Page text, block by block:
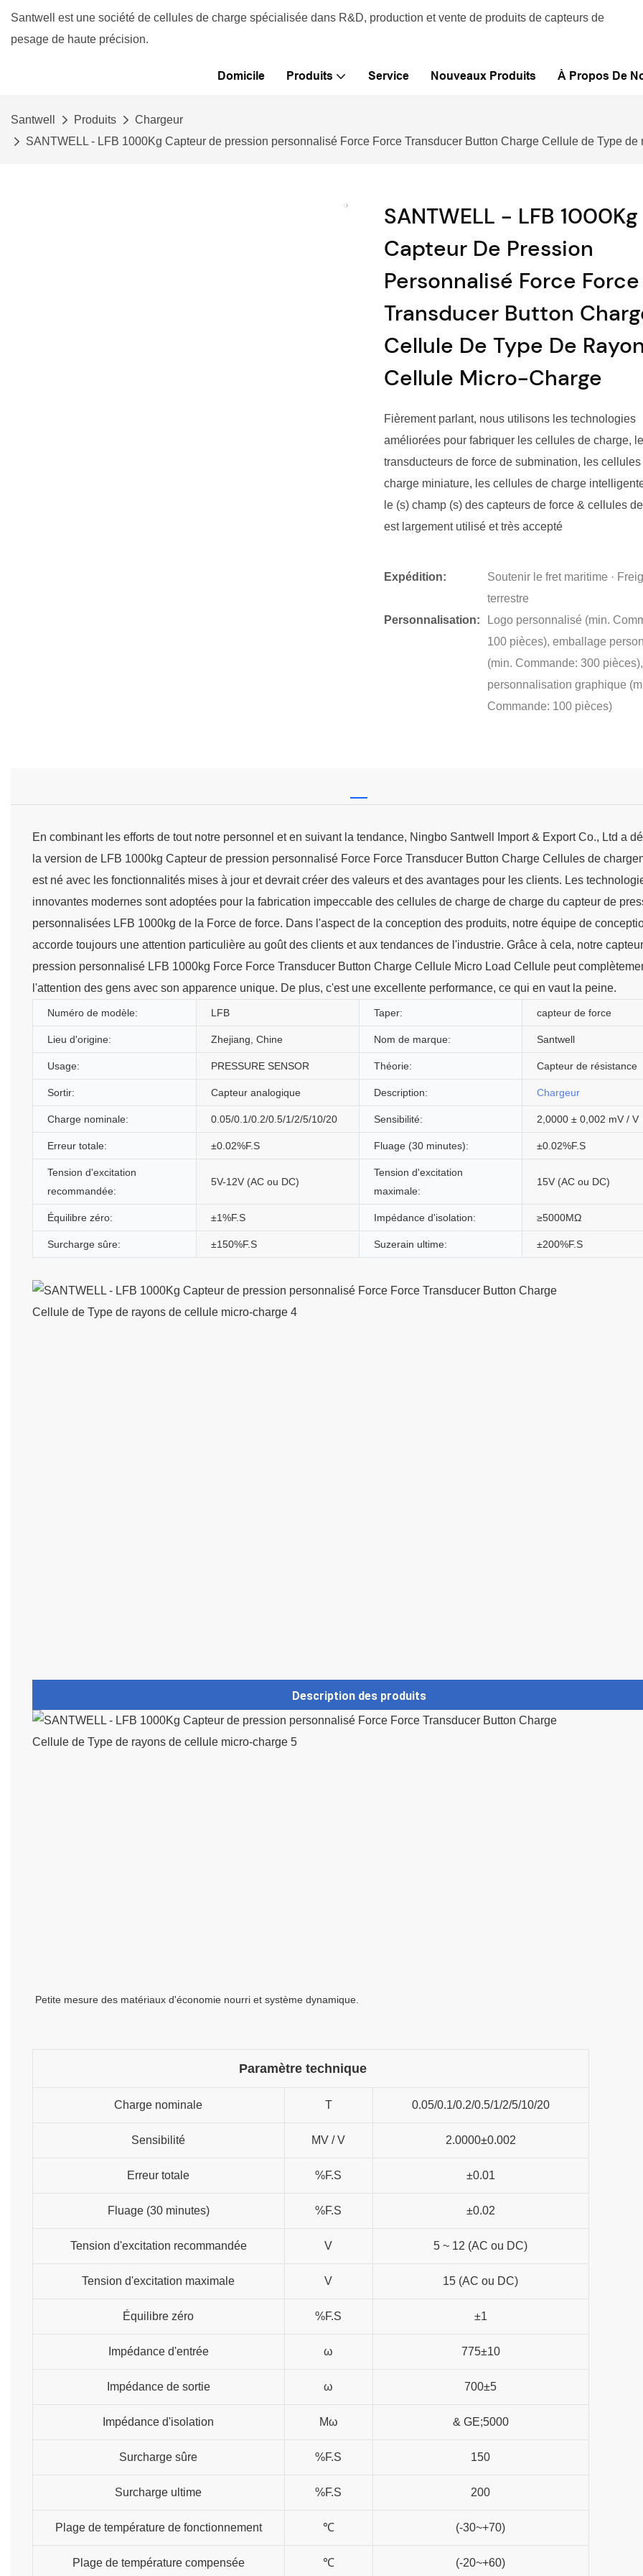
Santwell est une société de cellules de charge spécialisée dans R&D, production et vente de produits de capteurs de
pesage de haute précision.
Domicile Produits Service Nouveaux Produits À Propos De
Santwell Produits
Chargeur
SANTWELL - LFB 1000Kg Capteur de pression personnalisé Force Force Transducer Button Charge Cellule de Type
SANTWELL - LFB 1000Kg
Capteur De Pression
Personnalisé Force Force
Transducer Button
Cellule De Type De
Cellule Micro-Charge
Fièrement parlant, nous utilisons les technologies
améliorées pour fabriquer les cellules de charge,
transducteurs de force de submination, les cellules
charge miniature, les cellules de charge
le (s) champ (s) des capteurs de force & cellules
est largement utilisé et très accepté
Expédition:
Soutenir le fret maritime ·
terrestre
Personnalisation:
Logo personnalisé (min.
100 pièces), emballage
(min. Commande: 300 pièces),
personnalisation graphique
Commande: 100 pièces)
En combinant les efforts de tout notre personnel et en suivant la tendance, Ningbo Santwell Import & Export Co., Ltd a
la version de LFB 1000kg Capteur de pression personnalisé Force Force Transducer Button Charge Cellules de
est né avec les fonctionnalités mises à jour et devrait créer des valeurs et des avantages pour les clients. Les
innovantes modernes sont adoptées pour la fabrication impeccable des cellules de charge de charge du capteur de
personnalisées LFB 1000kg de la Force de force. Dans l'aspect de la conception des produits, notre équipe de
accorde toujours une attention particulière au goût des clients et aux tendances de l'industrie. Grâce à cela, notre
pression personnalisé LFB 1000kg Force Force Transducer Button Charge Cellule Micro Load Cellule peut
l'attention des gens avec son apparence unique. De plus, c'est une excellente performance, ce qui en vaut la peine.
Numéro de modèle: LFB Taper: capteur de force
Lieu d'origine: Zhejiang, Chine Nom de marque: Santwell
Usage: PRESSURE SENSOR Théorie: Capteur de résistance
Sortir: Capteur analogique Description: Chargeur
Charge nominale: 0.05/0.1/0.2/0.5/1/2/5/10/20 Sensibilité: 2,0000 ± 0,002 mV / V
Erreur totale: ±0.02%F.S Fluage (30 minutes): ±0.02%F.S
Tension d'excitation
recommandée:
5V-12V (AC ou DC)
Tension d'excitation
maximale:
15V (AC ou DC)
Équilibre zéro: ±1%F.S Impédance d'isolation: ≥5000MΩ
Surcharge sûre: ±150%F.S Suzerain ultime: ±200%F.S
Description des produits
Petite mesure des matériaux d'économie nourri et système dynamique.
Paramètre technique
Charge nominale T 0.05/0.1/0.2/0.5/1/2/5/10/20
Sensibilité MV / V 2.0000±0.002
Erreur totale %F.S ±0.01
Fluage (30 minutes) %F.S ±0.02
Tension d'excitation recommandée V 5 ~ 12 (AC ou DC)
Tension d'excitation maximale V 15 (AC ou DC)
Équilibre zéro %F.S ±1
Impédance d'entrée ω 775±10
Impédance de sortie ω 700±5
Impédance d'isolation Mω & GE;5000
Surcharge sûre %F.S 150
Surcharge ultime %F.S 200
Plage de température de fonctionnement ℃ (-30~+70)
Plage de température compensée ℃ (-20~+60)